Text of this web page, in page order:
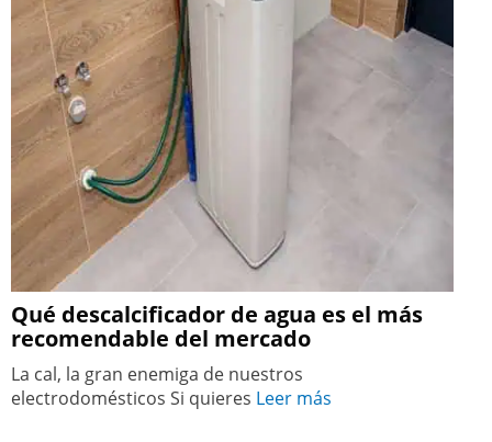
Qué descalcificador de agua es el más
recomendable del mercado
La cal, la gran enemiga de nuestros
electrodomésticos Si quieres Leer más